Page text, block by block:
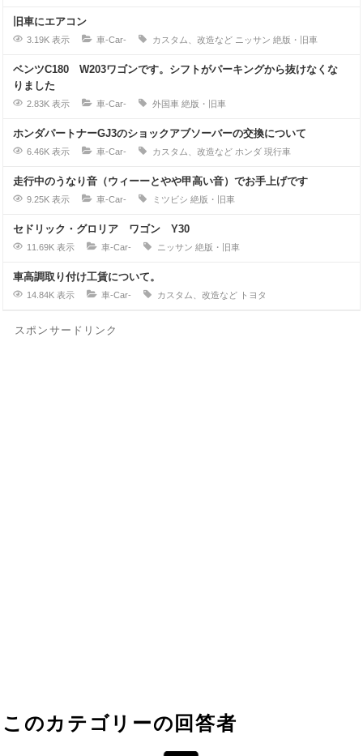
旧車にエアコン
3.19K 表示 車-Car- カスタム、改造など ニッサン 絶版・旧車
ベンツC180 W203ワゴンです。シフトがパーキングから抜けなくな
りました
2.83K 表示 車-Car- 外国車 絶版・旧車
ホンダパートナーGJ3のショックアブソーバーの交換について
6.46K 表示 車-Car- カスタム、改造など ホンダ 現行車
走行中のうなり音（ウィーーとやや甲高い音）でお手上げです
9.25K 表示 車-Car- ミツビシ 絶版・旧車
セドリック・グロリア ワゴン Y30
11.69K 表示 車-Car- ニッサン 絶版・旧車
車高調取り付け工賃について。
14.84K 表示 車-Car- カスタム、改造など トヨタ
スポンサードリンク
このカテゴリーの回答者